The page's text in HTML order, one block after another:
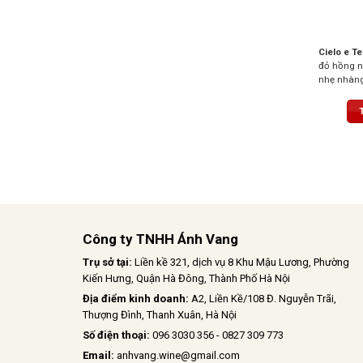
Cielo e
đỏ hồng
nhẹ
ngọt
Công ty TNHH Ánh Vang
Trụ sở tại: Liền kề 321, dịch vụ 8 Khu Mậu Lương, Phường
Kiến Hưng, Quận Hà Đông, Thành Phố Hà Nội
Địa điểm kinh doanh: A2, Liền Kề/108 Đ. Nguyễn Trãi,
Thượng Đình, Thanh Xuân, Hà Nội
Số điện thoại: 096 3030 356 - 0827 309 773
Email: anhvang.wine@gmail.com